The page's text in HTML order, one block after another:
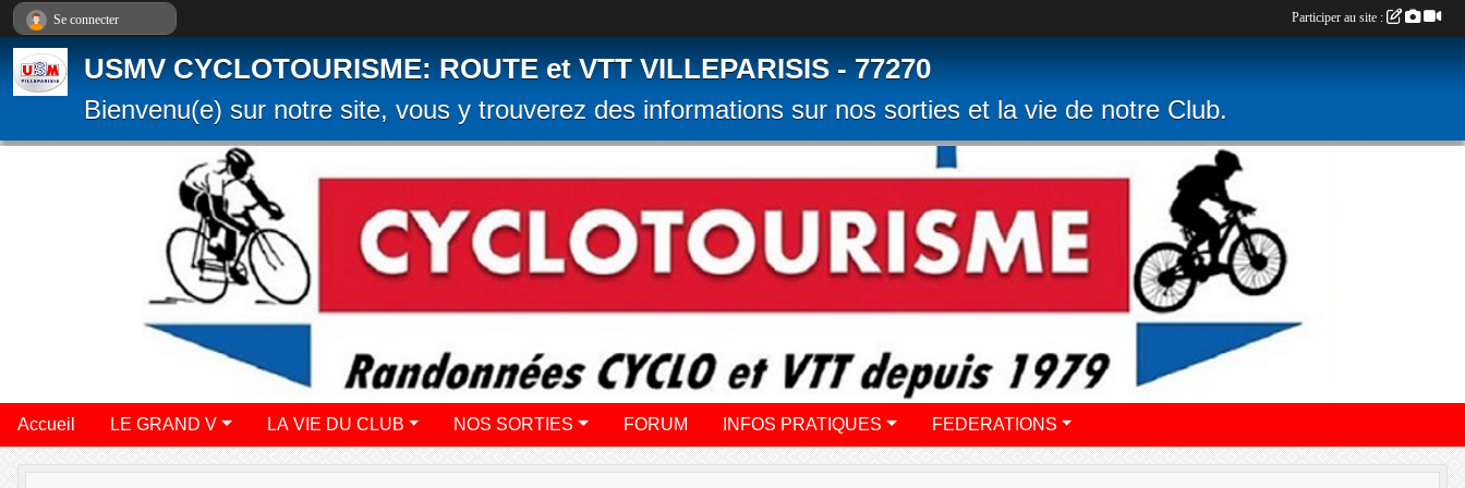
USMV CYCLOTOURISME: ROUTE et VTT VILLEPARISIS - 77270
Bienvenu(e) sur notre site, vous y trouverez des informations sur nos sorties et la vie de notre Club.
Accueil LE GRAND V LA VIE DU CLUB NOS SORTIES FORUM INFOS PRATIQUES FEDERATIONS
Se connecter Participer au site :
Panneau de gestion des cookies